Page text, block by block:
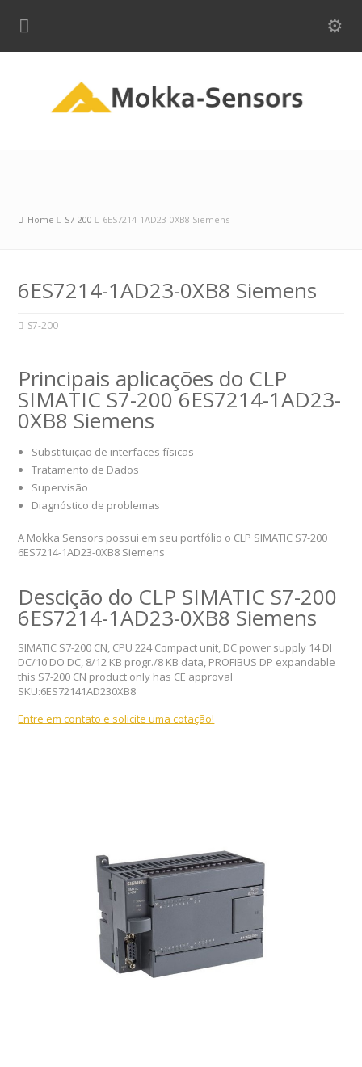
Home S7-200 6ES7214-1AD23-0XB8 Siemens
6ES7214-1AD23-0XB8 Siemens
S7-200
Principais aplicações do CLP
SIMATIC S7-200 6ES7214-1AD23-
0XB8 Siemens
Substituição de interfaces físicas
Tratamento de Dados
Supervisão
Diagnóstico de problemas
A Mokka Sensors possui em seu portfólio o CLP SIMATIC S7-200
6ES7214-1AD23-0XB8 Siemens
Descição do CLP SIMATIC S7-200
6ES7214-1AD23-0XB8 Siemens
SIMATIC S7-200 CN, CPU 224 Compact unit, DC power supply 14 DI
DC/10 DO DC, 8/12 KB progr./8 KB data, PROFIBUS DP expandable
this S7-200 CN product only has CE approval
SKU:6ES72141AD230XB8
Entre em contato e solicite uma cotação!